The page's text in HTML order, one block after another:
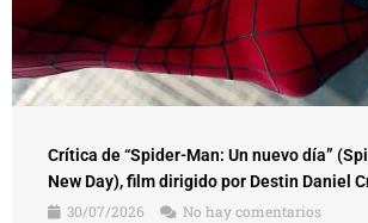
Crítica de “Spider-Man: Un nuevo día”
New Day), film dirigido por Destin Daniel
30/07/2026
No hay comentarios